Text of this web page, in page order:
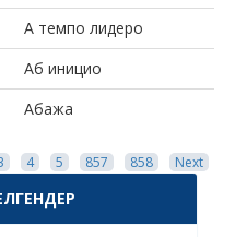
А темпо лидеро
Аб иницио
Абажа
4 5 857 858 Next